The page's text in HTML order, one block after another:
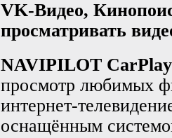
VK-Видео,
просматривать
NAVIPILOT
просмотр любимых
интернет-
оснащённым